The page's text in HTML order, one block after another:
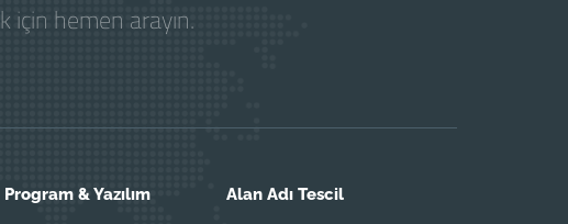
için hemen arayın.
Program & Yazılım Alan Adı Tescil